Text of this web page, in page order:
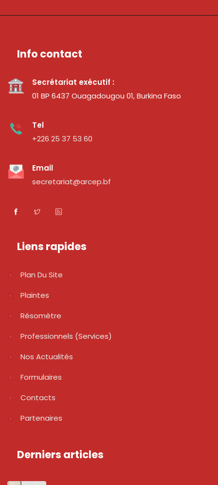
Info contact
Secrétariat exécutif :
01 BP 6437 Ouagadougou 01, Burkina Faso
Tel
+226 25 37 53 60
Email
secretariat@arcep.bf
Liens rapides
Plan Du Site
Plaintes
Résomètre
Professionnels (services)
Nos Actualités
Formulaires
Contacts
Partenaires
Derniers articles